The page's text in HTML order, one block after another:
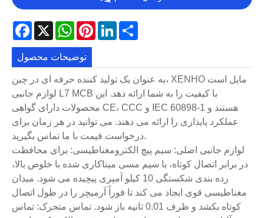
Facebook
X WhatsApp
PinterestLinkedIn
توضیحات محصول
به عنوان یک تولید کننده حرفه ای در چین، XENHO مایل است
لوازم جانبی L7 MCB با کیفیت را به شما ارائه دهد. این
محصولات دارای گواهی CE، CCC و IEC 60898-1 هستند و
عملکرد پایداری را ارائه می دهند. می توانید در هر زمان برای
درخواست قیمت با ما تماس بگیرید.
لوازم جانبی اصلی: سیم پیچ الکترومغناطیسی: برای محافظت
در برابر اتصال کوتاه، با سیم مسی میناکاری شده با خلوص بالا،
رده بندی شکستگی 10 کیلو آمپری پیچیده می شود. میدان
مغناطیسی قوی ایجاد می کند تا فوراً آرمیچر را در طول اتصال
کوتاه بکشد و ظرف 0.01 ثانیه باز شود. تماس متحرک: تماس